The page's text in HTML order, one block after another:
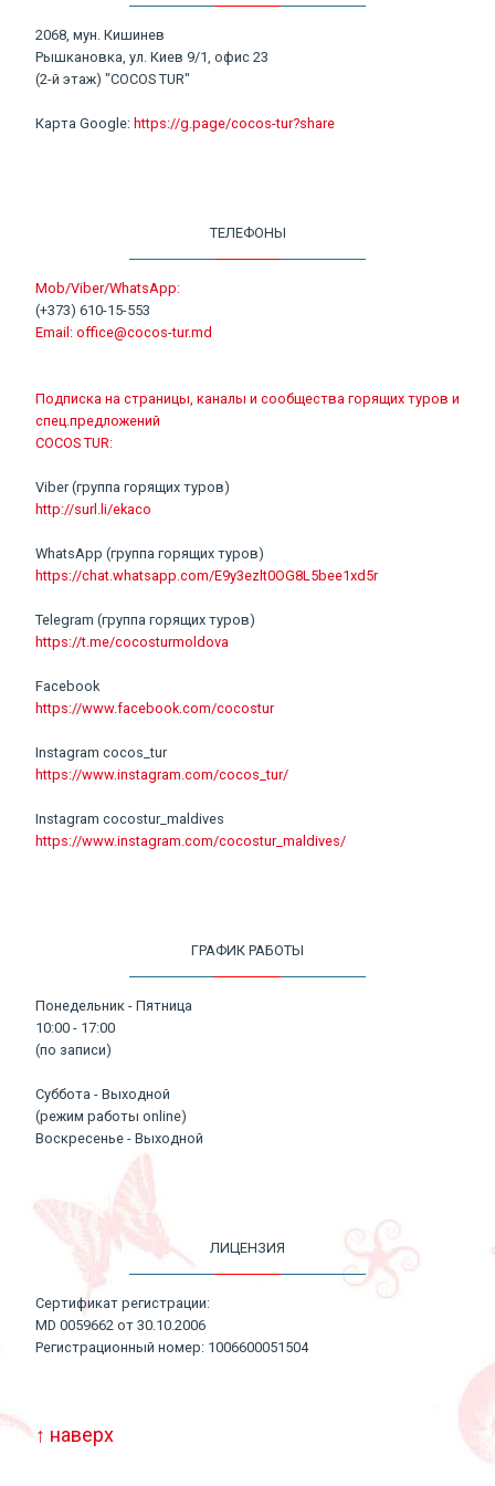
2068, мун. Кишинев
Рышкановка, ул. Киев 9/1, офис 23
(2-й этаж) "COCOS TUR"
Карта Google: https://g.page/cocos-tur?share
ТЕЛЕФОНЫ
Mob/Viber/WhatsApp:
(+373) 610-15-553
Email: office@cocos-tur.md
Подписка на страницы, каналы и сообщества горящих туров и
спец.предложений
COCOS TUR:
Viber (группа горящих туров)
http://surl.li/ekaco
WhatsApp (группа горящих туров)
https://chat.whatsapp.com/E9y3ezlt0OG8L5bee1xd5r
Telegram (группа горящих туров)
https://t.me/cocosturmoldova
Facebook
https://www.facebook.com/cocostur
Instagram cocos_tur
https://www.instagram.com/cocos_tur/
Instagram cocostur_maldives
https://www.instagram.com/cocostur_maldives/
ГРАФИК РАБОТЫ
Понедельник - Пятница
10:00 - 17:00
(по записи)
Суббота - Выходной
(режим работы online)
Воскресенье - Выходной
ЛИЦЕНЗИЯ
Сертификат регистрации:
MD 0059662 от 30.10.2006
Регистрационный номер: 1006600051504
↑ наверх